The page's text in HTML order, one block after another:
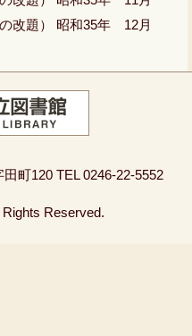
改題） 昭和35年 12月
田町120 TEL 0246-22-5552
Reserved.